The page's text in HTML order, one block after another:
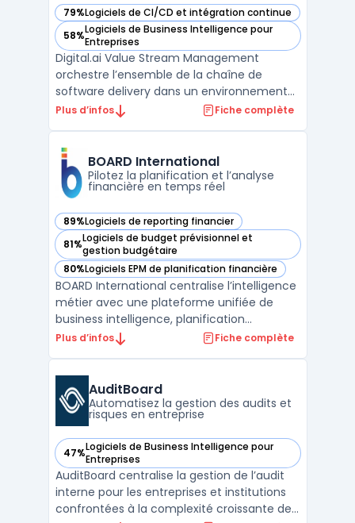
79%Logiciels de CI/CD et intégration continue
— voir Digital.ai Value Stream Management dans cette
58%Logiciels de Business Intelligence pour
Entreprises
— voir Digital.ai Value Stream Management dans cette
Digital.ai Value Stream Management
orchestre l’ensemble de la chaîne de
software delivery dans un environnement
unifié. L’outil cible les grandes entreprises
déploiement et de sécurité. Il traite la
question de la disp ...
Plus d’infos Fiche complète
BOARD International
Pilotez la planification et l’analyse
financière en temps réel
89%Logiciels de reporting financier
— voir BOARD International dans cette catégorie
81%Logiciels de budget prévisionnel et
gestion budgétaire
— voir BOARD International dans cette catégorie
80%Logiciels EPM de planification financière
— voir BOARD International dans cette catégorie
BOARD International centralise l’intelligence
métier avec une plateforme unifiée de
business intelligence, planification
d’entreprise et analytique prédictive. Les
limites avec certains outils, notamment en
matière de suivi ...
Plus d’infos Fiche complète
AuditBoard
Automatisez la gestion des audits et
risques en entreprise
47%Logiciels de Business Intelligence pour
Entreprises
— voir AuditBoard dans cette catégorie
AuditBoard centralise la gestion de l’audit
interne pour les entreprises et institutions
confrontées à la complexité croissante des